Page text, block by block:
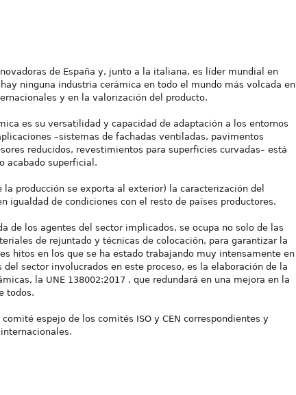
de España y, junto a la italiana, es líder mundial en
ninguna industria cerámica en todo el mundo más volcada en
y en la valorización del producto.
es su versatilidad y capacidad de adaptación a los entornos
–sistemas de fachadas ventiladas, pavimentos
reducidos, revestimientos para superficies curvadas– está
acabado superficial.
producción se exporta al exterior) la caracterización del
de condiciones con el resto de países productores.
de los agentes del sector implicados, se ocupa no solo de las
de rejuntado y técnicas de colocación, para garantizar la
hitos en los que se ha estado trabajando muy intensamente en
sector involucrados en este proceso, es la elaboración de la
la UNE 138002:2017 , que redundará en una mejora en la
todos.
espejo de los comités ISO y CEN correspondientes y